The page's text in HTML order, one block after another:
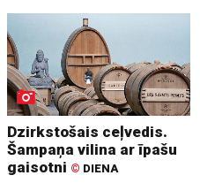
Dzirkstošais ceļvedis.
Šampaņa vilina ar īpašu
gaisotni © DIENA